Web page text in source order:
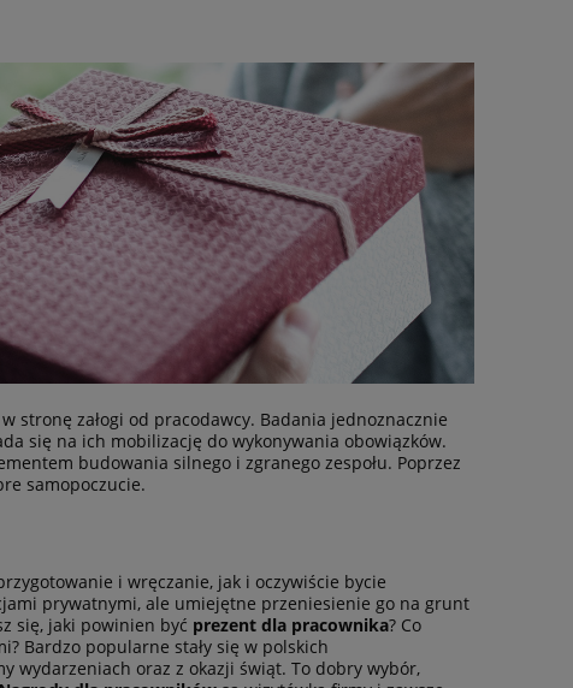
stronę załogi od pracodawcy. Badania jednoznacznie
się na ich mobilizację do wykonywania obowiązków.
budowania silnego i zgranego zespołu. Poprzez
samopoczucie.
i wręczanie, jak i oczywiście bycie
prywatnymi, ale umiejętne przeniesienie go na grunt
się, jaki powinien być prezent dla pracownika? Co
Bardzo popularne stały się w polskich
wydarzeniach oraz z okazji świąt. To dobry wybór,